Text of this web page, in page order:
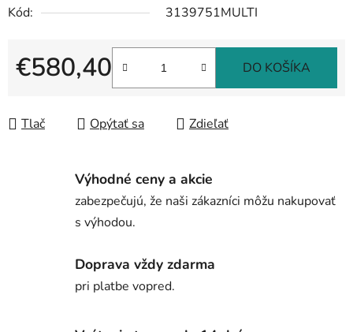
Kód:
3139751MULTI
€580,40 DO KOŠÍKA
Tlač Opýtať sa Zdieľať
Výhodné ceny a akcie
zabezpečujú, že naši zákazníci môžu nakupovať
s výhodou.
Doprava vždy zdarma
pri platbe vopred.